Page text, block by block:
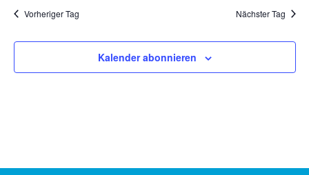
Vorheriger Tag Nächster Tag
Kalender abonnieren